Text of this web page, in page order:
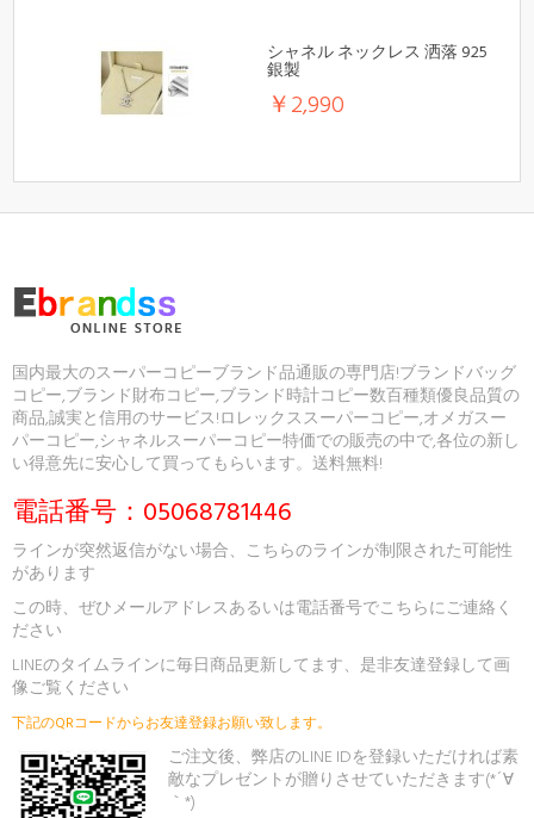
シャネル ネックレス 洒落 925
銀製
￥2,990
国内最大のスーパーコピーブランド品通販の専門店!ブランドバッグ
コピー,ブランド財布コピー,ブランド時計コピー数百種類優良品質の
商品,誠実と信用のサービス!ロレックススーパーコピー,オメガスー
パーコピー,シャネルスーパーコピー特価での販売の中で,各位の新し
い得意先に安心して買ってもらいます。送料無料!
電話番号：05068781446
ラインが突然返信がない場合、こちらのラインが制限された可能性
があります
この時、ぜひメールアドレスあるいは電話番号でこちらにご連絡く
ださい
LINEのタイムラインに毎日商品更新してます、是非友達登録して画
像ご覧ください
下記のQRコードからお友達登録お願い致します。
ご注文後、弊店のLINE IDを登録いただければ素
敵なプレゼントが贈りさせていただきます(*´∀
｀*)